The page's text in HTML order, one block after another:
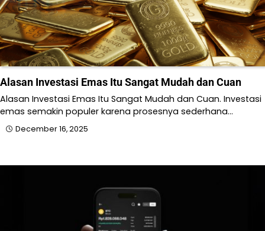
Alasan Investasi Emas Itu Sangat Mudah dan Cuan
Alasan Investasi Emas Itu Sangat Mudah dan Cuan. Investasi
emas semakin populer karena prosesnya sederhana…
December 16, 2025